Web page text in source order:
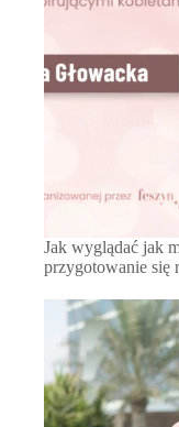
Jak wyglądać jak
przygotowanie się